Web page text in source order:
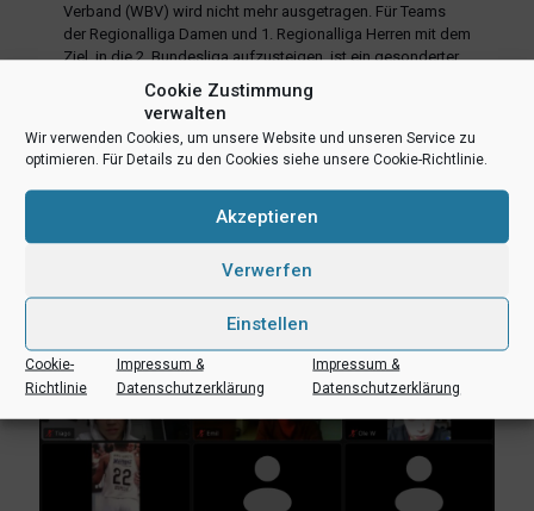
Cookie Zustimmung
verwalten
Wir verwenden Cookies, um unsere Website und unseren Service zu
optimieren. Für Details zu den Cookies siehe unsere Cookie-Richtlinie.
Akzeptieren
Verwerfen
Einstellen
Cookie-
Richtlinie
Impressum &
Datenschutzerklärung
Impressum &
Datenschutzerklärung
Verband (WBV) wird nicht mehr ausgetragen. Für Teams
der Regionalliga Damen und 1. Regionalliga Herren mit dem
Ziel, in die 2. Bundesliga aufzusteigen, ist ein gesonderter
Mehr lesen